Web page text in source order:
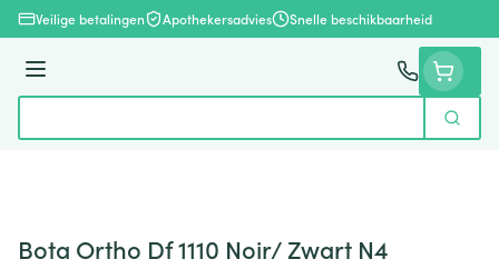
Ga naar de inhoud
Veilige betalingen Apothekersadvies Snelle beschikbaarheid
Menu
Zoek
Bota Ortho Df 1110 Noir/ Zwart N4